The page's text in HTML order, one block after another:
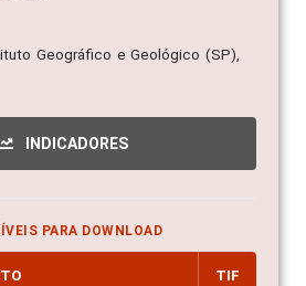
Geográfico e Geológico (SP),
INDICADORES
PARA DOWNLOAD
TIF